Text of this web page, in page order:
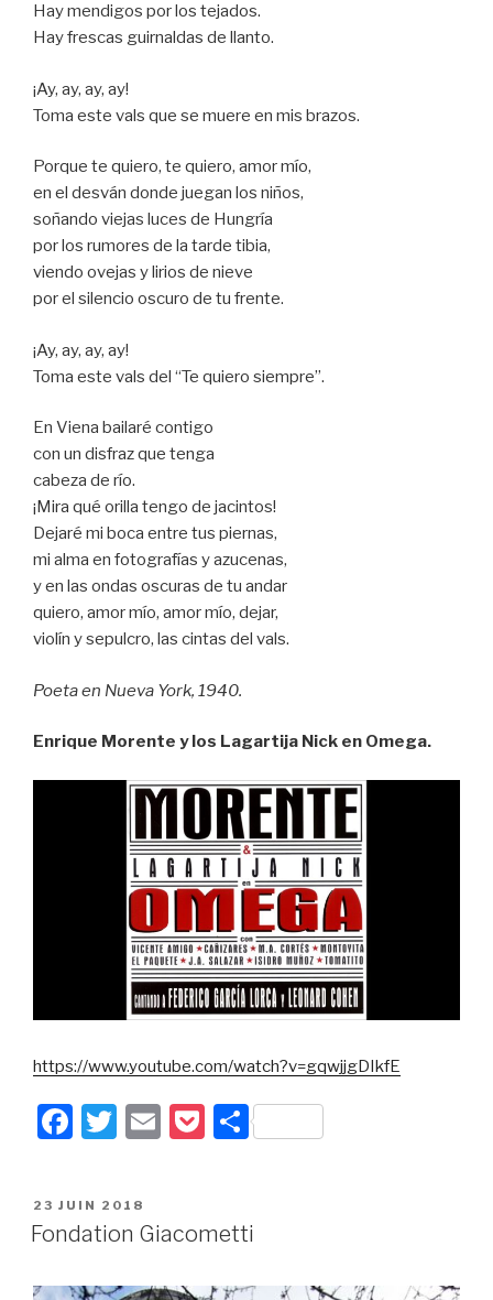
Hay mendigos por los tejados.
Hay frescas guirnaldas de llanto.
¡Ay, ay, ay, ay!
Toma este vals que se muere en mis brazos.
Porque te quiero, te quiero, amor mío,
en el desván donde juegan los niños,
soñando viejas luces de Hungría
por los rumores de la tarde tibia,
viendo ovejas y lirios de nieve
por el silencio oscuro de tu frente.
¡Ay, ay, ay, ay!
Toma este vals del “Te quiero siempre”.
En Viena bailaré contigo
con un disfraz que tenga
cabeza de río.
¡Mira qué orilla tengo de jacintos!
Dejaré mi boca entre tus piernas,
mi alma en fotografías y azucenas,
y en las ondas oscuras de tu andar
quiero, amor mío, amor mío, dejar,
violín y sepulcro, las cintas del vals.
Poeta en Nueva York, 1940.
Enrique Morente y los Lagartija Nick en Omega.
https://www.youtube.com/watch?v=gqwjjgDIkfE
F
c
e
T
tt
er
E
P
k
P
g
PUBLIÉ
LE
23 JUIN 2018
Fondation Giacometti